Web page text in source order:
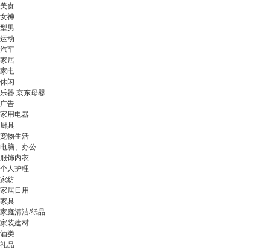
美食
女神
型男
运动
汽车
家居
家电
休闲
乐器 京东母婴
广告
家用电器
厨具
宠物生活
电脑、办公
服饰内衣
个人护理
家纺
家居日用
家具
家庭清洁/纸品
家装建材
酒类
礼品